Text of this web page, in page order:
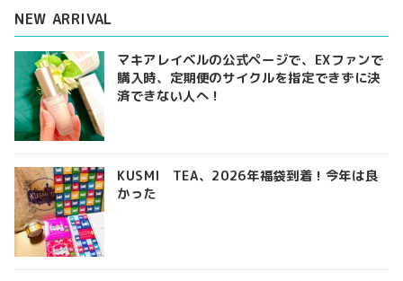
NEW ARRIVAL
マキアレイベルの公式ページで、EXファンで
購入時、定期便のサイクルを指定できずに決
済できない人へ！
KUSMI TEA、2026年福袋到着！今年は良
かった